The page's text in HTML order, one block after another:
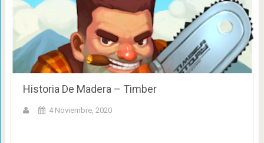
Historia De Madera – Timber
4 Noviembre, 2020